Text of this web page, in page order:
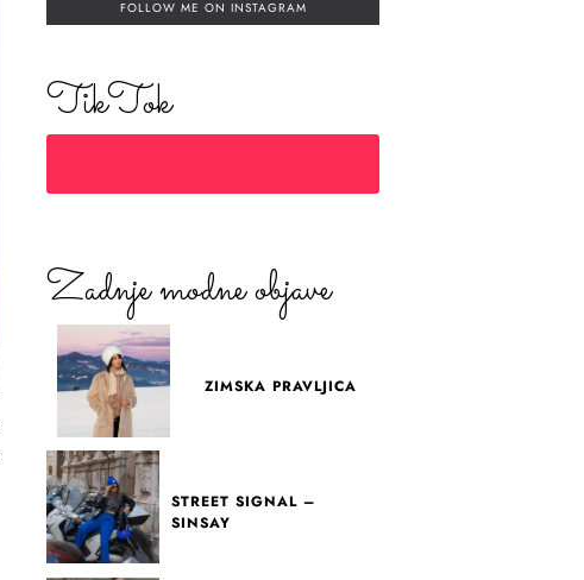
FOLLOW ME ON INSTAGRAM
TikTok
Zadnje modne objave
ZIMSKA PRAVLJICA
STREET SIGNAL –
SINSAY